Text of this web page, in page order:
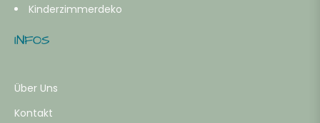
Kinderzimmerdeko
INFOS
Über Uns
Kontakt